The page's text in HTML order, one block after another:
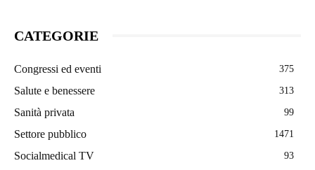
CATEGORIE
Congressi ed eventi 375
Salute e benessere 313
Sanità privata 99
Settore pubblico 1471
Socialmedical TV 93